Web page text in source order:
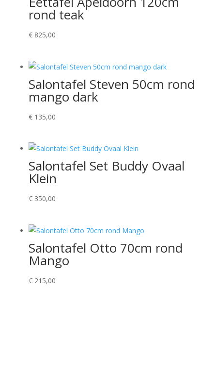
rond teak
€825,00
Salontafel Steven 50cm rond
mango dark
€135,00
Salontafel Set Buddy Ovaal
Klein
€350,00
Salontafel Otto 70cm rond
Mango
€215,00